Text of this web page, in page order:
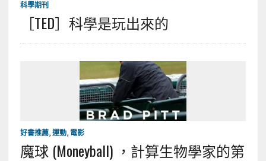
科學期刊
［TED］科學是玩出來的
好書推薦, 運動, 電影
魔球 (Moneyball) ，計算生物學家的第